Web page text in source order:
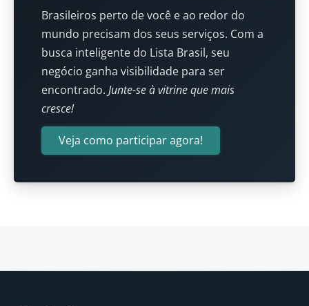
Brasileiros perto de você e ao redor do
mundo precisam dos seus serviços. Com a
busca inteligente do Lista Brasil, seu
negócio ganha visibilidade para ser
encontrado. Junte-se à vitrine que mais
cresce!
Veja como participar agora!